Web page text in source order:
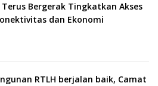
Terus Bergerak Tingkatkan Akses
dan Ekonomi
RTLH berjalan baik, Camat